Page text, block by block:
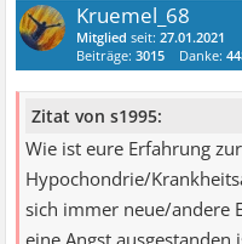
Kruemel_68
Mitglied seit:27.01.2021
Beiträge:3015 Danke:
Zitat von s1995:
Wie ist eure Erfahrung zur
Hypochondrie/
sich immer neue/andere